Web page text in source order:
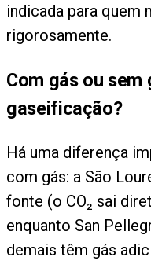
indicada para quem
rigorosamente.
Com gás ou sem
gaseificação?
Há uma diferença
com gás: a São
fonte (o CO₂ sai
enquanto San
demais têm gás